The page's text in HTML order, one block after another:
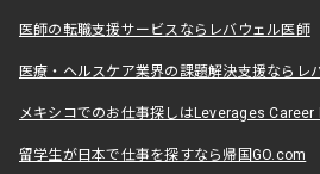
医師の転職支援サービスならレバウェル医師
医療・ヘルスケア業界の課題解決支援ならレ
メキシコでのお仕事探しはLeverages Career
留学生が日本で仕事を探すなら帰国GO.com